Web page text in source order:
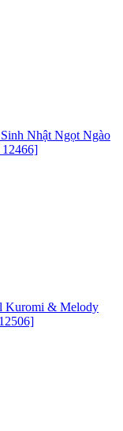
Nhật Ngọt Ngào
Kuromi & Melody